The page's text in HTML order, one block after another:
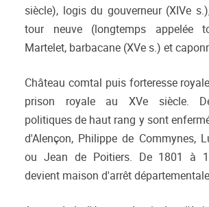
siècle), logis du gouverneur (XIVe
tour neuve (longtemps appelée
Martelet, barbacane (XVe s.) et
Château comtal puis forteresse
prison royale au XVe siècle.
politiques de haut rang y sont
d'Alençon, Philippe de Commynes,
ou Jean de Poitiers. De 1801 à
devient maison d'arrêt